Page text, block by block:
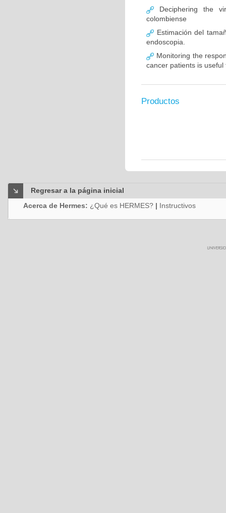
Deciphering the
colombiense
Estimación del
endoscopia.
Monitoring the
cancer patients is
Productos
Regresar a la página inicial
Acerca de Hermes: ¿Qué es HERMES? | Instructivos